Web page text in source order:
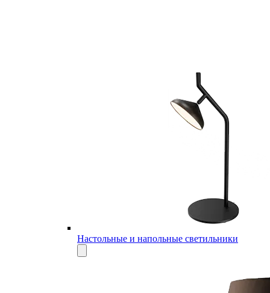
Настольные и напольные светильники